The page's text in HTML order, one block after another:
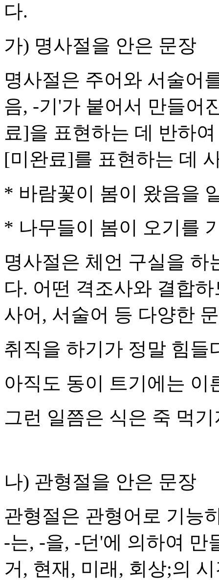
다.
가) 명사절을 안은 문장
명사절은 주어와 서술어
음, -기'가 붙어서 만들어
료]을 표현하는 데 반하
[미완료]를 표현하는 데
* 바람꽃이 봄이 왔음을
* 나무들이 봄이 오기를
명사절은 체언 구실을
다. 어떤 격조사와 결합
사어, 서술어 등 다양한
취직을 하기가 정말 힘들
아직도 동이 트기에는 이
그런 일쯤은 식은 죽 먹
나) 관형절을 안은 문장
관형절은 관형어로 기능
-는, -을, -던'에 의하여 만
거, 현재, 미래, 회상;의